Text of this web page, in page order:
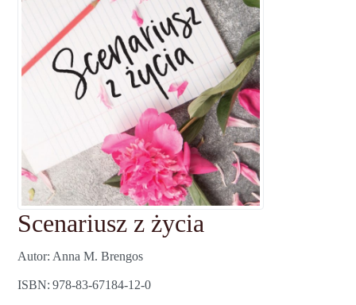
Scenariusz z życia
Autor Anna M. Brengos
ISBN 978-83-67184-12-0